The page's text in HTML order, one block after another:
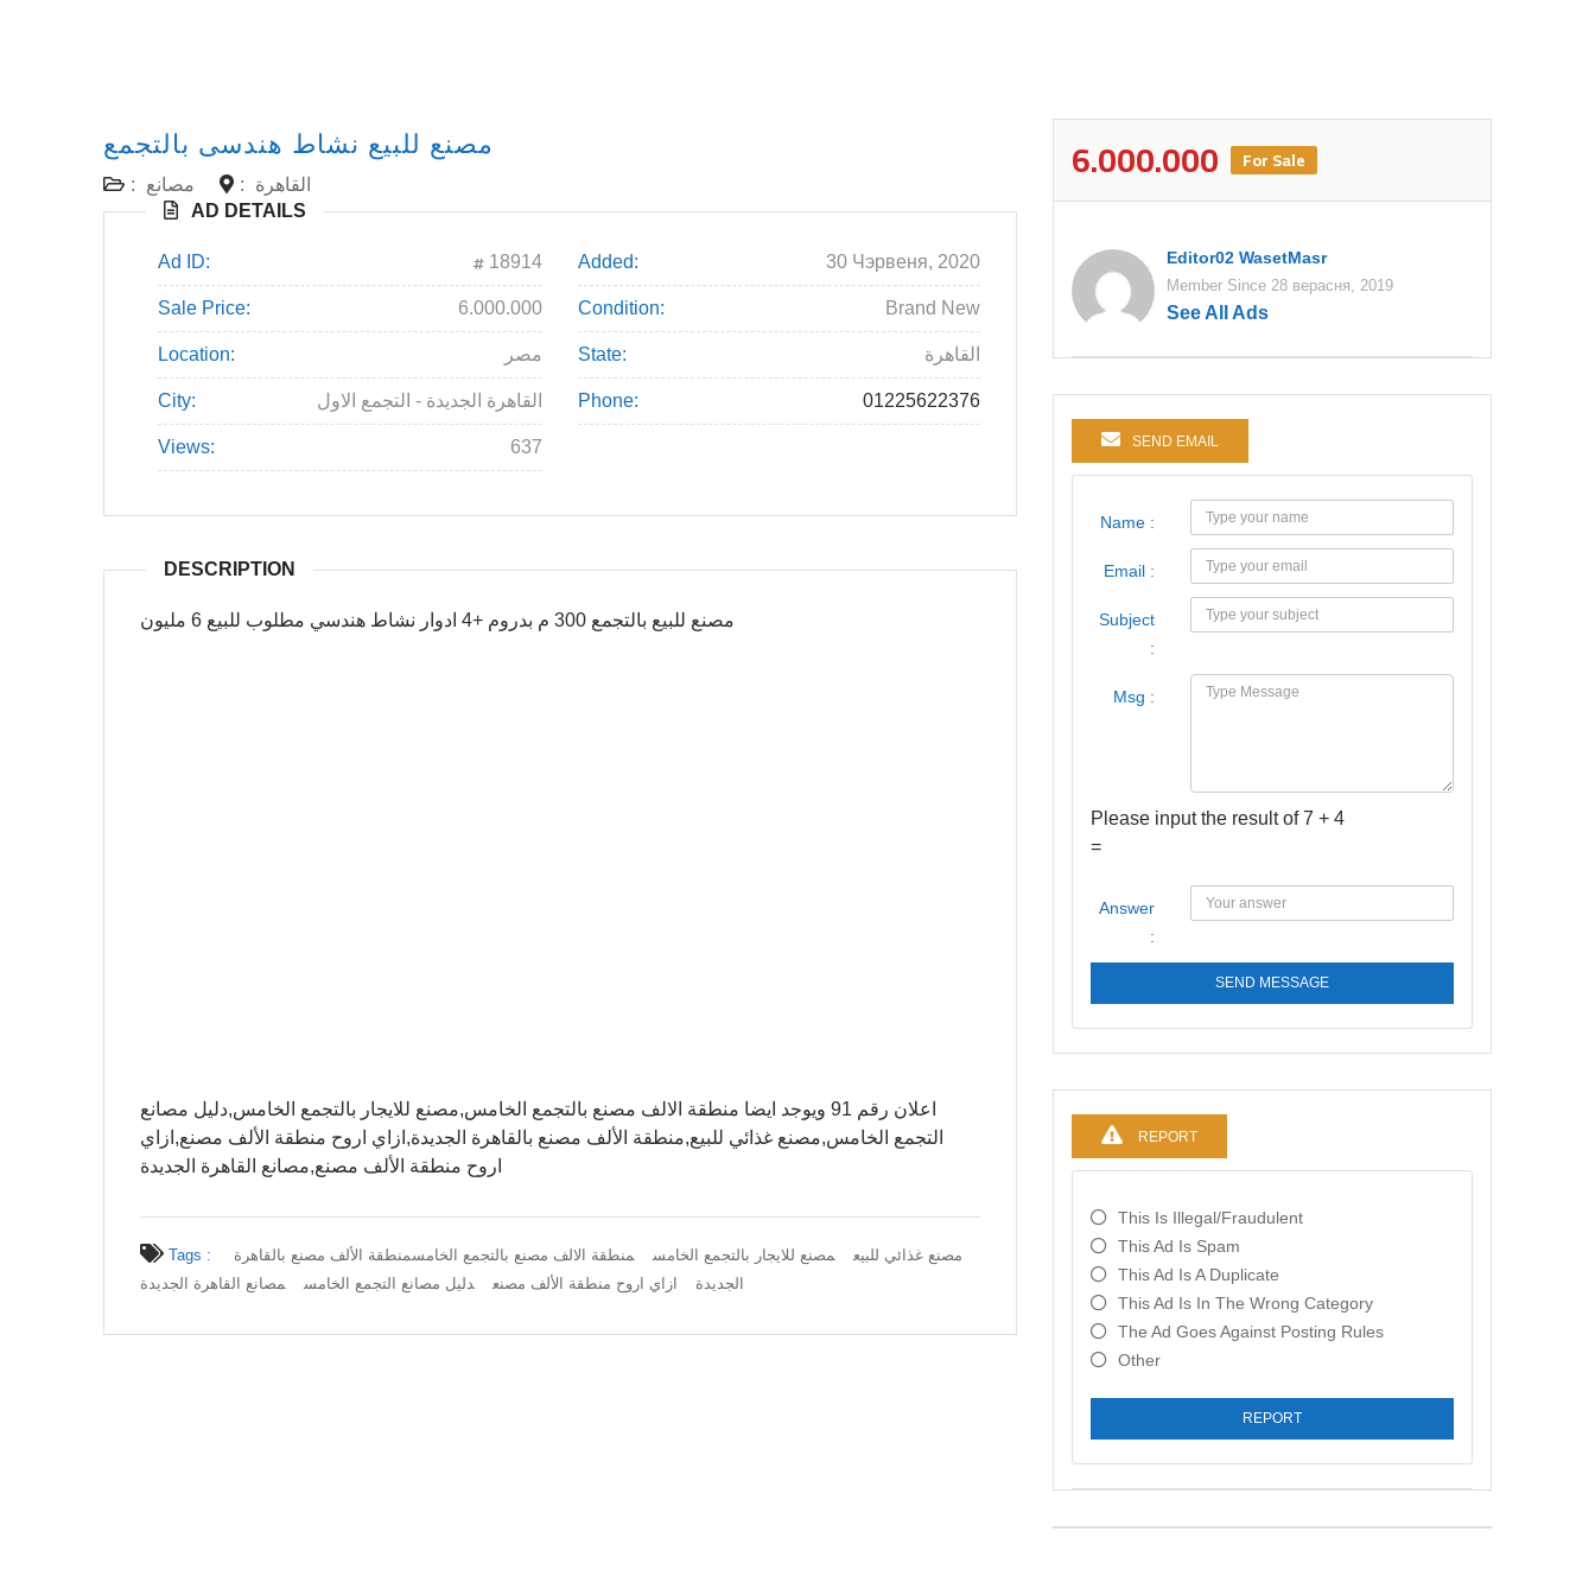
مصنع للبيع نشاط هندسى بالتجمع
: مصانع :
القاهرة
AD DETAILS
Ad ID: 18914 Added: 30 Чэрвеня, 2020
Sale Price: 6.000.000 Condition: Brand New
Location: مصر State: القاهرة
City: القاهرة الجديدة - التجمع الاول Phone: 01225622376
Views: 637
DESCRIPTION
مصنع للبيع بالتجمع 300 م بدروم +4 ادوار نشاط هندسي مطلوب للبيع 6 مليون
اعلان رقم 91 ويوجد ايضا منطقة الالف مصنع بالتجمع الخامس,مصنع للايجار بالتجمع الخامس,دليل مصانع
التجمع الخامس,مصنع غذائي للبيع,منطقة الألف مصنع بالقاهرة الجديدة,ازاي اروح منطقة الألف مصنع,ازاي
اروح منطقة الألف مصنع,مصانع القاهرة الجديدة
Tags : مصنع غذائي للبيع مصنع للايجار بالتجمع الخامس منطقة الالف مصنع بالتجمع الخامسمنطقة الألف مصنع بالقاهرة
الجديدة
ازاي اروح منطقة الألف مصنع دليل مصانع التجمع الخامس مصانع القاهرة الجديدة
6.000.000 For Sale
Editor02 WasetMasr
Member Since 28 верасня, 2019
See All Ads
SEND EMAIL
Name :
Email :
Subject
:
Msg :
Please input the result of 7 + 4
=
Answer
:
SEND MESSAGE
REPORT
This Is Illegal/fraudulent
This Ad Is Spam
This Ad Is A Duplicate
This Ad Is In The Wrong Category
The Ad Goes Against Posting Rules
Other
REPORT